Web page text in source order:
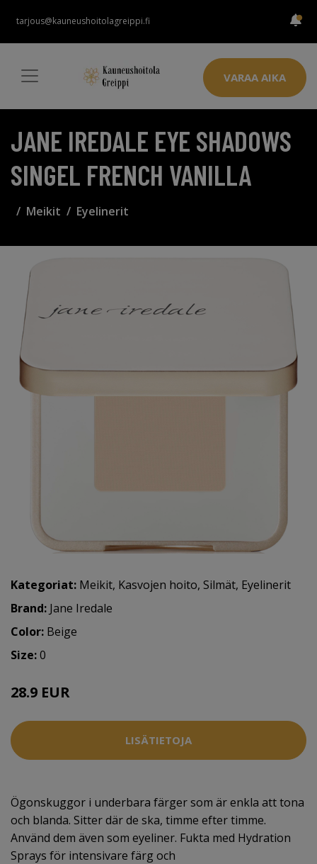
tarjous@kauneushoitolagreippi.fi
VARAA AIKA
JANE IREDALE EYE SHADOWS
SINGEL FRENCH VANILLA
Meikit Eyelinerit
Kategoriat: Meikit, Kasvojen hoito, Silmät, Eyelinerit
Brand: Jane Iredale
Color: Beige
Size:0
28.9 EUR
LISÄTIETOJA
Ögonskuggor i underbara färger som är enkla att tona
och blanda. Sitter där de ska, timme efter timme.
Använd dem även som eyeliner. Fukta med Hydration
Sprays för intensivare färg och